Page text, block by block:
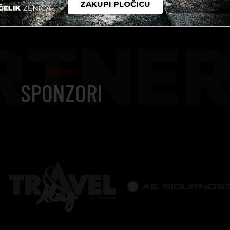
NK ČELIK
SPONZORI
ZAKUPI PLOČICU